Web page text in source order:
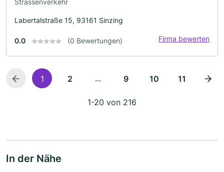
Labertalstraße 15, 93161 Sinzing
0.0 (0 Bewertungen) Firma bewerten
1 2 ... 9 10 11
1-20 von 216
In der Nähe